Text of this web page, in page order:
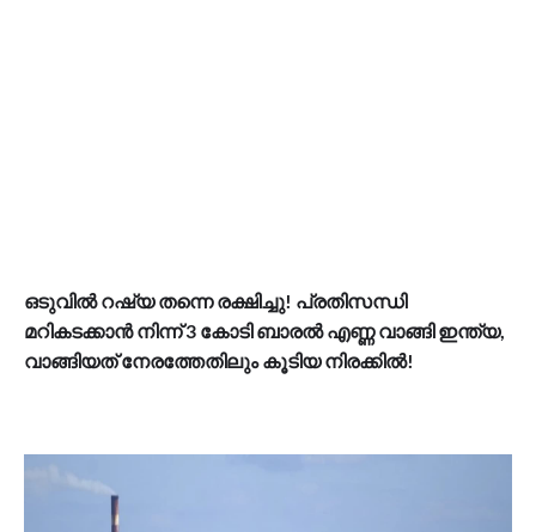
ഒടുവിൽ റഷ്യ തന്നെ രക്ഷിച്ചു! പ്രതിസന്ധി
മറികടക്കാന്‍ നിന്ന് 3 കോടി ബാരല്‍ എണ്ണ വാങ്ങി ഇന്ത്യ,
വാങ്ങിയത് നേരത്തേതിലും കൂടിയ നിരക്കിൽ!